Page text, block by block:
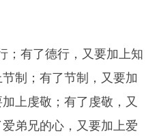
；有了德行，又要加上知
制；有了节制，又要加
上虔敬；有了虔敬，又
弟兄的心，又要加上爱